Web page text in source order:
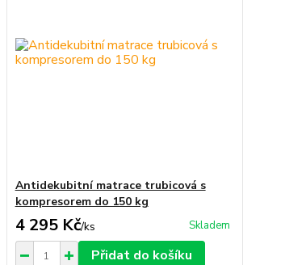
Antidekubitní matrace trubicová s
kompresorem do 150 kg
4 295 Kč/ks Skladem
Přidat do košíku